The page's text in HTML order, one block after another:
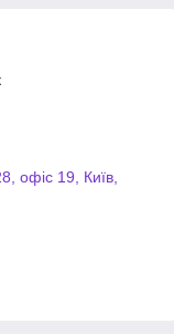
офіс 19, Київ,